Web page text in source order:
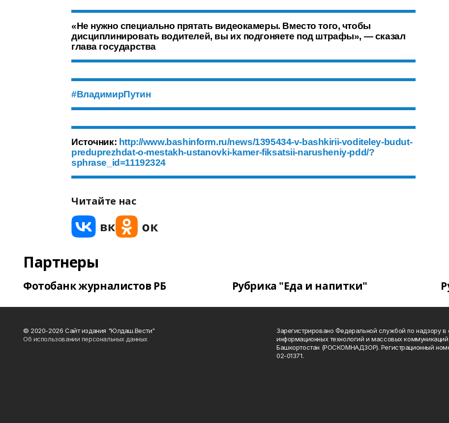
«Не нужно специально прятать видеокамеры. Вместо того, чтобы
дисциплинировать водителей, вы их подгоняете под штрафы», — сказал
глава государства
#ВладимирПутин
Источник: http://www.bashinform.ru/news/1395434-v-bashkirii-voditeley-budut-
preduprezhdat-o-mestakh-ustanovki-kamer-fiksatsii-narusheniy-pdd/?
sphrase_id=11192324
Читайте нас
Партнеры
Фотобанк журналистов РБ Рубрика "Еда и напитки"
© 2020-2026 Сайт издания "Юлдаш.Вести"
Об использовании персональных данных
Зарегистрировано Федеральной службой по надзору в
информационных технологий и массовых
Башкортостан (РОСКОМНАДЗОР). Регистрационный
02-01371.